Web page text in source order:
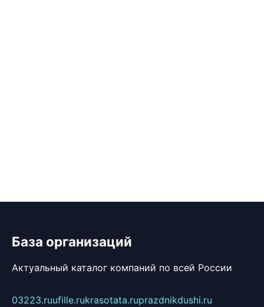
База организаций
Актуальный каталог компаний по всей России
03223.ruufille.rukrasotata.ruprazdnikdushi.ru